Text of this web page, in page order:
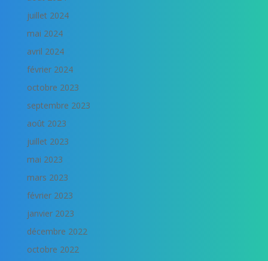
juillet 2024
mai 2024
avril 2024
février 2024
octobre 2023
septembre 2023
août 2023
juillet 2023
mai 2023
mars 2023
février 2023
janvier 2023
décembre 2022
octobre 2022